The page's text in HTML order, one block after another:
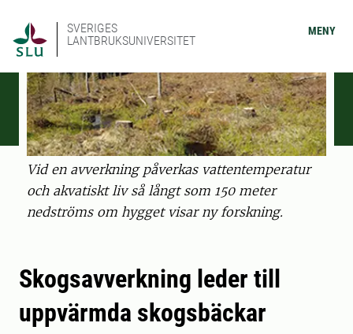
SVERIGES
LANTBRUKSUNIVERSITET
MENY
Vid en avverkning påverkas vattentemperatur
och akvatiskt liv så långt som 150 meter
nedströms om hygget visar ny forskning.
Skogsavverkning leder till
uppvärmda skogsbäckar